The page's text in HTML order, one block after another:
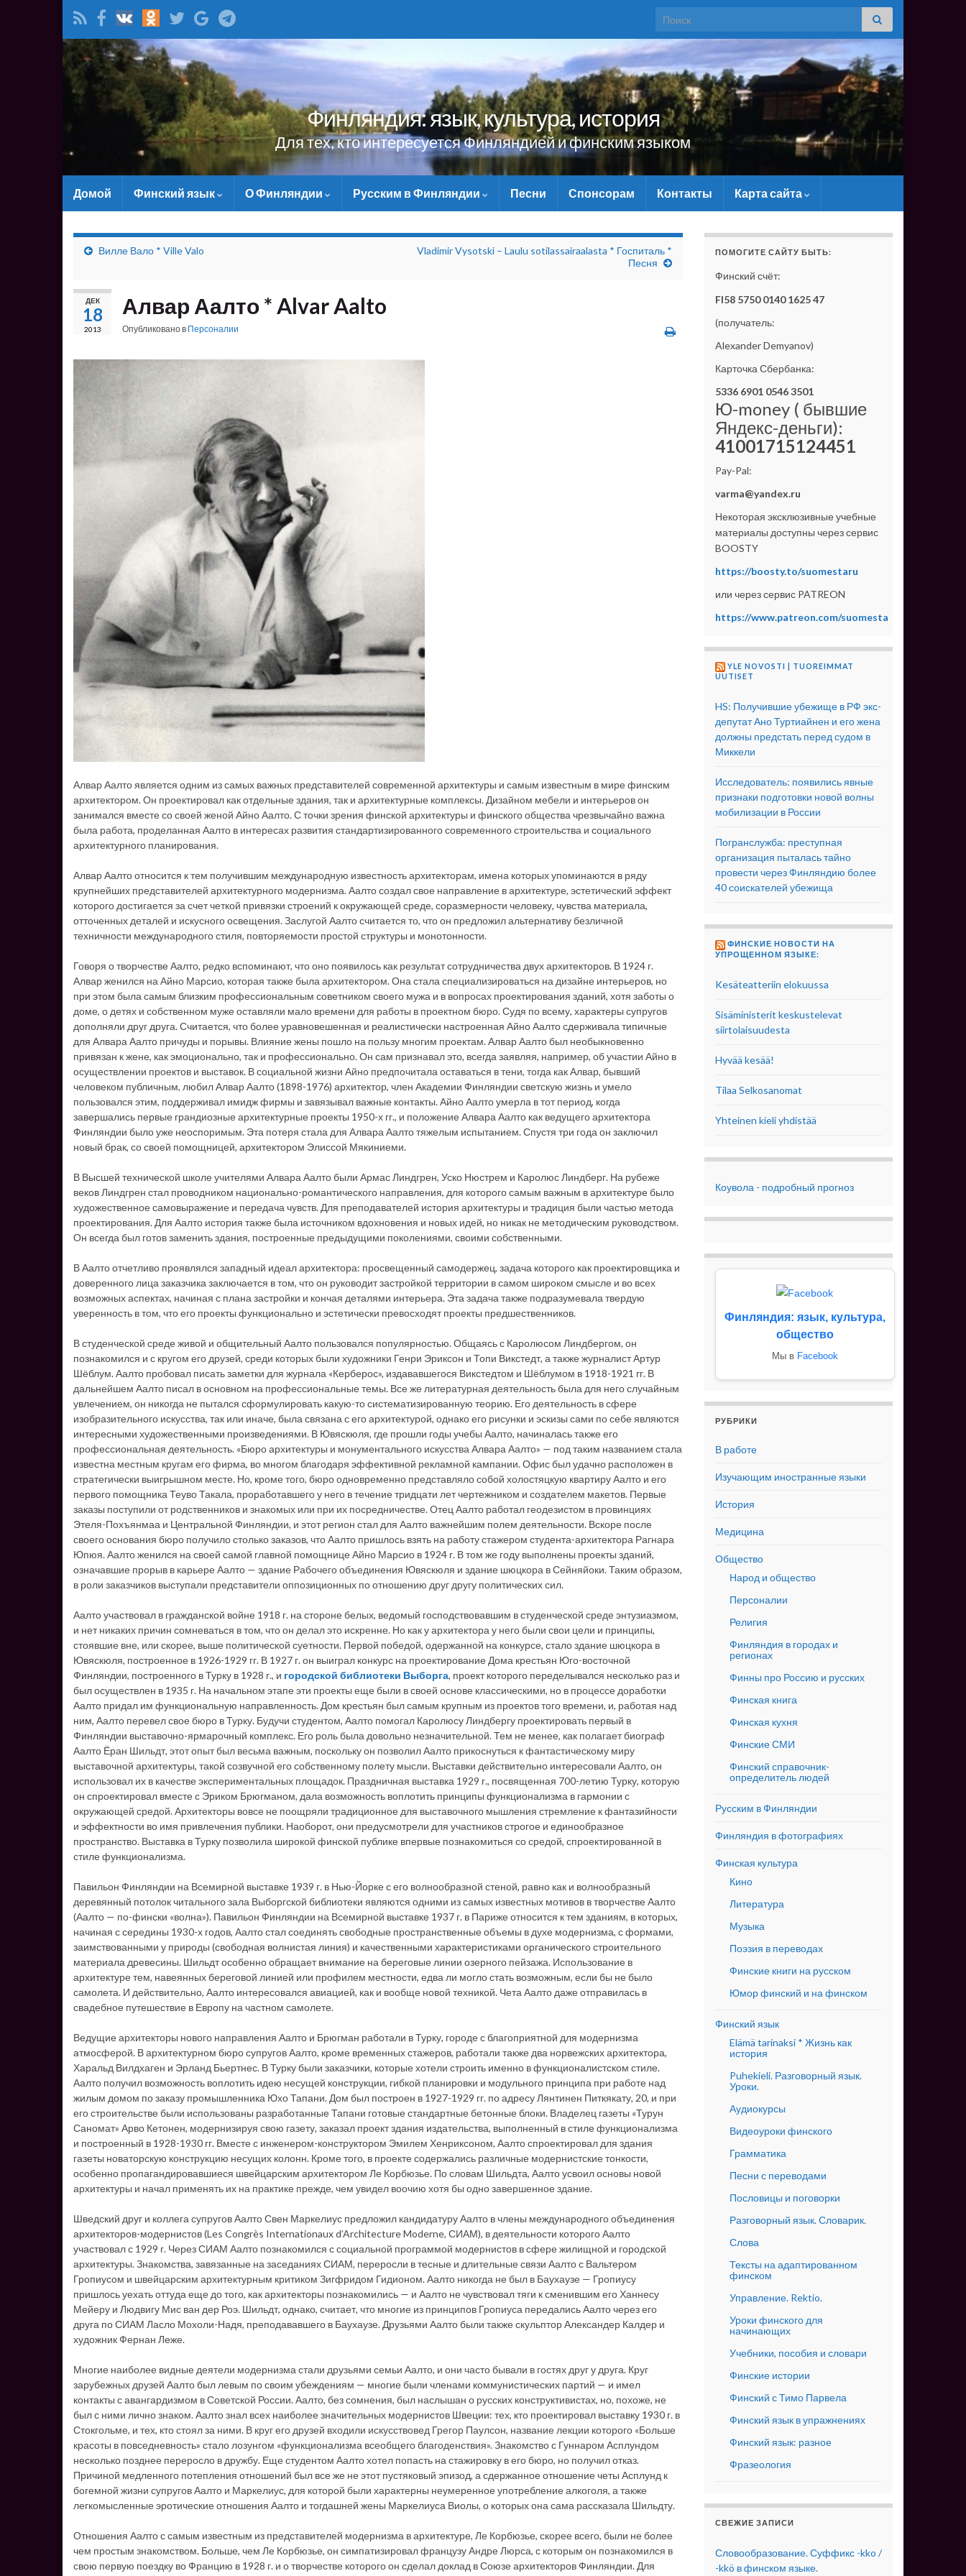
Search for:
Финляндия: язык, культура, история
Для тех, кто интересуется Финляндией и финским языком
Домой Финский язык О Финляндии Русским в Финляндии Песни Спонсорам Контакты Карта сайта
Вилле Вало * Ville Valo
Vladimir Vysotski – Laulu sotilassairaalasta * Госпиталь *
Песня
ДЕК
18
2013
Алвар Аалто * Alvar Aalto
Опубликовано в Персоналии
Алвар Аалто является одним из самых важных представителей современной архитектуры и самым известным в мире финским
архитектором. Он проектировал как отдельные здания, так и архитектурные комплексы. Дизайном мебели и интерьеров он
занимался вместе со своей женой Айно Аалто. С точки зрения финской архитектуры и финского общества чрезвычайно важна
была работа, проделанная Аалто в интересах развития стандартизированного современного строительства и социального
архитектурного планирования.
Алвар Аалто относится к тем получившим международную известность архитекторам, имена которых упоминаются в ряду
крупнейших представителей архитектурного модернизма. Аалто создал свое направление в архитектуре, эстетический эффект
которого достигается за счет четкой привязки строений к окружающей среде, соразмерности человеку, чувства материала,
отточенных деталей и искусного освещения. Заслугой Аалто считается то, что он предложил альтернативу безличной
техничности международного стиля, повторяемости простой структуры и монотонности.
Говоря о творчестве Аалто, редко вспоминают, что оно появилось как результат сотрудничества двух архитекторов. В 1924 г.
Алвар женился на Айно Марсио, которая также была архитектором. Она стала специализироваться на дизайне интерьеров, но
при этом была самым близким профессиональным советником своего мужа и в вопросах проектирования зданий, хотя заботы о
доме, о детях и собственном муже оставляли мало времени для работы в проектном бюро. Судя по всему, характеры супругов
дополняли друг друга. Считается, что более уравновешенная и реалистически настроенная Айно Аалто сдерживала типичные
для Алвара Аалто причуды и порывы. Влияние жены пошло на пользу многим проектам. Алвар Аалто был необыкновенно
привязан к жене, как эмоционально, так и профессионально. Он сам признавал это, всегда заявляя, например, об участии Айно в
осуществлении проектов и выставок. В социальной жизни Айно предпочитала оставаться в тени, тогда как Алвар, бывший
человеком публичным, любил Алвар Аалто (1898-1976) архитектор, член Академии Финляндии светскую жизнь и умело
пользовался этим, поддерживал имидж фирмы и завязывал важные контакты. Айно Аалто умерла в тот период, когда
завершались первые грандиозные архитектурные проекты 1950-х гг., и положение Алвара Аалто как ведущего архитектора
Финляндии было уже неоспоримым. Эта потеря стала для Алвара Аалто тяжелым испытанием. Спустя три года он заключил
новый брак, со своей помощницей, архитектором Элиссой Мякиниеми.
В Высшей технической школе учителями Алвара Аалто были Армас Линдгрен, Уско Нюстрем и Каролюс Линдберг. На рубеже
веков Линдгрен стал проводником национально-романтического направления, для которого самым важным в архитектуре было
художественное самовыражение и передача чувств. Для преподавателей история архитектуры и традиция были частью метода
проектирования. Для Аалто история также была источником вдохновения и новых идей, но никак не методическим руководством.
Он всегда был готов заменить здания, построенные предыдущими поколениями, своими собственными.
В Аалто отчетливо проявлялся западный идеал архитектора: просвещенный самодержец, задача которого как проектировщика и
доверенного лица заказчика заключается в том, что он руководит застройкой территории в самом широком смысле и во всех
возможных аспектах, начиная с плана застройки и кончая деталями интерьера. Эта задача также подразумевала твердую
уверенность в том, что его проекты функционально и эстетически превосходят проекты предшественников.
В студенческой среде живой и общительный Аалто пользовался популярностью. Общаясь с Каролюсом Линдбергом, он
познакомился и с кругом его друзей, среди которых были художники Генри Эриксон и Топи Викстедт, а также журналист Артур
Шёблум. Аалто пробовал писать заметки для журнала «Керберос», издававшегося Викстедтом и Шёблумом в 1918-1921 гг. В
дальнейшем Аалто писал в основном на профессиональные темы. Все же литературная деятельность была для него случайным
увлечением, он никогда не пытался сформулировать какую-то систематизированную теорию. Его деятельность в сфере
изобразительного искусства, так или иначе, была связана с его архитектурой, однако его рисунки и эскизы сами по себе являются
интересными художественными произведениями. В Ювяскюля, где прошли годы учебы Аалто, начиналась также его
профессиональная деятельность. «Бюро архитектуры и монументального искусства Алвара Аалто» — под таким названием стала
известна местным кругам его фирма, во многом благодаря эффективной рекламной кампании. Офис был удачно расположен в
стратегически выигрышном месте. Но, кроме того, бюро одновременно представляло собой холостяцкую квартиру Аалто и его
первого помощника Теуво Такала, проработавшего у него в течение тридцати лет чертежником и создателем макетов. Первые
заказы поступили от родственников и знакомых или при их посредничестве. Отец Аалто работал геодезистом в провинциях
Этеля-Похъянмаа и Центральной Финляндии, и этот регион стал для Аалто важнейшим полем деятельности. Вскоре после
своего основания бюро получило столько заказов, что Аалто пришлось взять на работу стажером студента-архитектора Рагнара
Юпюя. Аалто женился на своей самой главной помощнице Айно Марсио в 1924 г. В том же году выполнены проекты зданий,
означавшие прорыв в карьере Аалто — здание Рабочего объединения Ювяскюля и здание шюцкора в Сейняйоки. Таким образом,
в роли заказчиков выступали представители оппозиционных по отношению друг другу политических сил.
Аалто участвовал в гражданской войне 1918 г. на стороне белых, ведомый господствовавшим в студенческой среде энтузиазмом,
и нет никаких причин сомневаться в том, что он делал это искренне. Но как у архитектора у него были свои цели и принципы,
стоявшие вне, или скорее, выше политической суетности. Первой победой, одержанной на конкурсе, стало здание шюцкора в
Ювяскюля, построенное в 1926-1929 гг. В 1927 г. он выиграл конкурс на проектирование Дома крестьян Юго-восточной
Финляндии, построенного в Турку в 1928 г., и городской библиотеки Выборга, проект которого переделывался несколько раз и
был осуществлен в 1935 г. На начальном этапе эти проекты еще были в своей основе классическими, но в процессе доработки
Аалто придал им функциональную направленность. Дом крестьян был самым крупным из проектов того времени, и, работая над
ним, Аалто перевел свое бюро в Турку. Будучи студентом, Аалто помогал Каролюсу Линдбергу проектировать первый в
Финляндии выставочно-ярмарочный комплекс. Его роль была довольно незначительной. Тем не менее, как полагает биограф
Аалто Ёран Шильдт, этот опыт был весьма важным, поскольку он позволил Аалто прикоснуться к фантастическому миру
выставочной архитектуры, такой созвучной его собственному полету мысли. Выставки действительно интересовали Аалто, он
использовал их в качестве экспериментальных площадок. Праздничная выставка 1929 г., посвященная 700-летию Турку, которую
он спроектировал вместе с Эриком Брюгманом, дала возможность воплотить принципы функционализма в гармонии с
окружающей средой. Архитекторы вовсе не поощряли традиционное для выставочного мышления стремление к фантазийности
и эффектности во имя привлечения публики. Наоборот, они предусмотрели для участников строгое и единообразное
пространство. Выставка в Турку позволила широкой финской публике впервые познакомиться со средой, спроектированной в
стиле функционализма.
Павильон Финляндии на Всемирной выставке 1939 г. в Нью-Йорке с его волнообразной стеной, равно как и волнообразный
деревянный потолок читального зала Выборгской библиотеки являются одними из самых известных мотивов в творчестве Аалто
(Аалто — по-фински «волна»). Павильон Финляндии на Всемирной выставке 1937 г. в Париже относится к тем зданиям, в которых,
начиная с середины 1930-х годов, Аалто стал соединять свободные пространственные объемы в духе модернизма, с формами,
заимствованными у природы (свободная волнистая линия) и качественными характеристиками органического строительного
материала древесины. Шильдт особенно обращает внимание на береговые линии озерного пейзажа. Использование в
архитектуре тем, навеянных береговой линией или профилем местности, едва ли могло стать возможным, если бы не было
самолета. И действительно, Аалто интересовался авиацией, как и вообще новой техникой. Чета Аалто даже отправилась в
свадебное путешествие в Европу на частном самолете.
Ведущие архитекторы нового направления Аалто и Брюгман работали в Турку, городе с благоприятной для модернизма
атмосферой. В архитектурном бюро супругов Аалто, кроме временных стажеров, работали также два норвежских архитектора,
Харальд Вилдхаген и Эрланд Бьертнес. В Турку были заказчики, которые хотели строить именно в функционалистском стиле.
Аалто получил возможность воплотить идею несущей конструкции, гибкой планировки и модульного принципа при работе над
жилым домом по заказу промышленника Юхо Тапани. Дом был построен в 1927-1929 гг. по адресу Лянтинен Питкякату, 20, и при
его строительстве были использованы разработанные Тапани готовые стандартные бетонные блоки. Владелец газеты «Турун
Саномат» Арво Кетонен, модернизируя свою газету, заказал проект здания издательства, выполненный в стиле функционализма
и построенный в 1928-1930 гг. Вместе с инженером-конструктором Эмилем Хенриксоном, Аалто спроектировал для здания
газеты новаторскую конструкцию несущих колонн. Кроме того, в проекте содержались различные модернистские тонкости,
особенно пропагандировавшиеся швейцарским архитектором Ле Корбюзье. По словам Шильдта, Аалто усвоил основы новой
архитектуры и начал применять их на практике прежде, чем увидел воочию хотя бы одно завершенное здание.
Шведский друг и коллега супругов Аалто Свен Маркелиус предложил кандидатуру Аалто в члены международного объединения
архитекторов-модернистов (Les Congrès Internationaux d’Architecture Moderne, СИАМ), в деятельности которого Аалто
участвовал с 1929 г. Через СИАМ Аалто познакомился с социальной программой модернистов в сфере жилищной и городской
архитектуры. Знакомства, завязанные на заседаниях СИАМ, переросли в тесные и длительные связи Аалто с Вальтером
Гропиусом и швейцарским архитектурным критиком Зигфридом Гидионом. Аалто никогда не был в Баухаузе — Гропиусу
пришлось уехать оттуда еще до того, как архитекторы познакомились — и Аалто не чувствовал тяги к сменившим его Ханнесу
Мейеру и Людвигу Мис ван дер Роэ. Шильдт, однако, считает, что многие из принципов Гропиуса передались Аалто через его
друга по СИАМ Ласло Мохоли-Надя, преподававшего в Баухаузе. Друзьями Аалто были также скульптор Александер Калдер и
художник Фернан Леже.
Многие наиболее видные деятели модернизма стали друзьями семьи Аалто, и они часто бывали в гостях друг у друга. Круг
зарубежных друзей Аалто был левым по своим убеждениям — многие были членами коммунистических партий — и имел
контакты с авангардизмом в Советской России. Аалто, без сомнения, был наслышан о русских конструктивистах, но, похоже, не
был с ними лично знаком. Аалто знал всех наиболее значительных модернистов Швеции: тех, кто проектировал выставку 1930 г. в
Стокгольме, и тех, кто стоял за ними. В круг его друзей входили искусствовед Грегор Паулсон, название лекции которого «Больше
красоты в повседневность» стало лозунгом «функционализма всеобщего благоденствия». Знакомство с Гуннаром Асплундом
несколько позднее переросло в дружбу. Еще студентом Аалто хотел попасть на стажировку в его бюро, но получил отказ.
Причиной медленного потепления отношений был все же не этот пустяковый эпизод, а сдержанное отношение четы Асплунд к
богемной жизни супругов Аалто и Маркелиус, для которой были характерны неумеренное употребление алкоголя, а также
легкомысленные эротические отношения Аалто и тогдашней жены Маркелиуса Виолы, о которых она сама рассказала Шильдту.
Отношения Аалто с самым известным из представителей модернизма в архитектуре, Ле Корбюзье, скорее всего, были не более
чем простым знакомством. Больше, чем Ле Корбюзье, он симпатизировал французу Андре Люрса, с которым он познакомился в
свою первую поездку во Францию в 1928 г. и о творчестве которого он сделал доклад в Союзе архитекторов Финляндии. Для
ПОМОГИТЕ САЙТУ БЫТЬ:
Финский счёт:
FI58 5750 0140 1625 47
(получатель:
Alexander Demyanov)
Карточка Сбербанка:
5336 6901 0546 3501
Ю-money ( бывшие
Яндекс-деньги):
41001715124451
Pay-Pal:
varma@yandex.ru
Некоторая эксклюзивные учебные
материалы доступны через сервис
BOOSTY
https://boosty.to/suomestaru
или через сервис PATREON
https://www.patreon.com/suomesta
YLE NOVOSTI | TUOREIMMAT
UUTISET
HS: Получившие убежище в РФ экс-
депутат Ано Туртиайнен и его жена
должны предстать перед судом в
Миккели
Исследователь: появились явные
признаки подготовки новой волны
мобилизации в России
Погранслужба: преступная
организация пыталась тайно
провести через Финляндию более
40 соискателей убежища
ФИНСКИЕ НОВОСТИ НА
УПРОЩЕННОМ ЯЗЫКЕ:
Kesäteatteriin elokuussa
Sisäministerit keskustelevat
siirtolaisuudesta
Hyvää kesää!
Tilaa Selkosanomat
Yhteinen kieli yhdistää
Коувола - подробный прогноз
Финляндия: язык, культура,
общество
Мы в Facebook
РУБРИКИ
В работе
Изучающим иностранные языки
История
Медицина
Общество
Народ и общество
Персоналии
Религия
Финляндия в городах и
регионах
Финны про Россию и русских
Финская книга
Финская кухня
Финские СМИ
Финский справочник-
определитель людей
Русским в Финляндии
Финляндия в фотографиях
Финская культура
Кино
Литература
Музыка
Поэзия в переводах
Финские книги на русском
Юмор финский и на финском
Финский язык
Elämä tarinaksi * Жизнь как
история
Puhekieli. Разговорный язык.
Уроки.
Аудиокурсы
Видеоуроки финского
Грамматика
Песни с переводами
Пословицы и поговорки
Разговорный язык. Словарик.
Слова
Тексты на адаптированном
финском
Управление. Rektio.
Уроки финского для
начинающих
Учебники, пособия и словари
Финские истории
Финский с Тимо Парвела
Финский язык в упражнениях
Финский язык: разное
Фразеология
СВЕЖИЕ ЗАПИСИ
Словообразование. Суффикс -kko /
-kkö в финском языке.